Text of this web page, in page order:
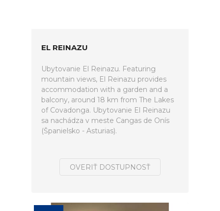
EL REINAZU
Ubytovanie El Reinazu. Featuring
mountain views, El Reinazu provides
accommodation with a garden and a
balcony, around 18 km from The Lakes
of Covadonga. Ubytovanie El Reinazu
sa nachádza v meste Cangas de Onís
(Španielsko - Asturias).
OVERIŤ DOSTUPNOSŤ